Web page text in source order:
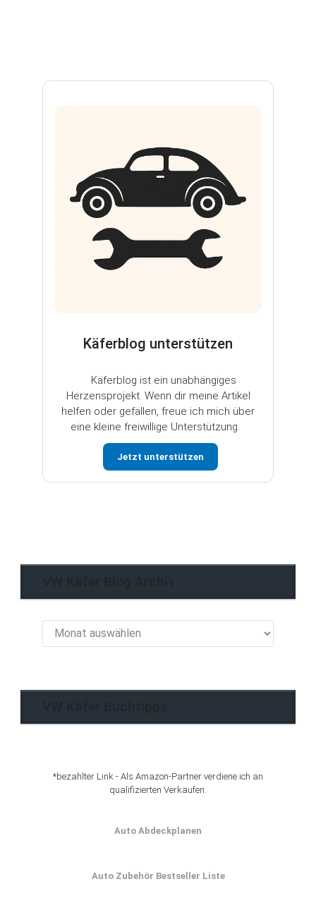
Käferblog unterstützen
Käferblog ist ein unabhängiges
Herzensprojekt. Wenn dir meine Artikel
helfen oder gefallen, freue ich mich über
eine kleine freiwillige Unterstützung.
Jetzt unterstützen
Käfer
*bezahlter Link - Als Amazon-Partner verdiene ich an
qualifizierten Verkäufen.
Auto Abdeckplanen
Auto Zubehör Bestseller Liste